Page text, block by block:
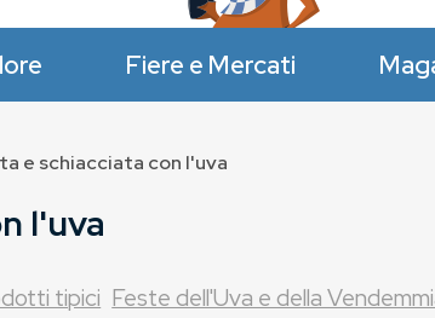
Fiere e Mercati
e schiacciata con l'uva
l'uva
tipici Feste dell'Uva e della